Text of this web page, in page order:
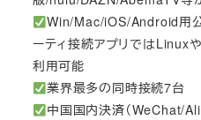
Win/Mac/iOS/Android用公
ーティ接続アプリでは
利用可能
業界最多の同時接続7台
中国国内決済（WeChat/